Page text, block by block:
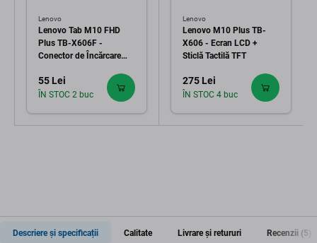
Lenovo
Lenovo Tab M10 FHD
Plus TB-X606F -
Conector de Încărcare
55 Lei
ÎN STOC 2 buc
Lenovo
Lenovo M10 Plus TB-
X606 - Ecran LCD +
Sticlă Tactilă TFT
275 Lei
ÎN STOC 4 buc
Descriere și specificații Calitate Livrare și retururi Recenzii (5)